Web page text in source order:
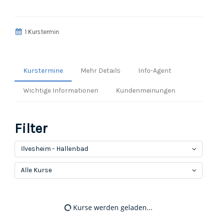
1 Kurstermin
Kurstermine Mehr Details Info-Agent
Wichtige Informationen Kundenmeinungen
Filter
Ilvesheim - Hallenbad
Alle Kurse
Kurse werden geladen...